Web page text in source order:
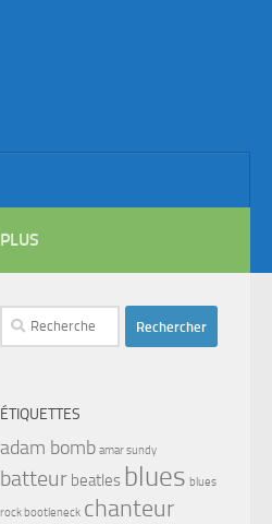
PLUS
Rechercher :
ÉTIQUETTES
adam bomb amar sundy
batteur beatles blues blues
rock bootleneck chanteur